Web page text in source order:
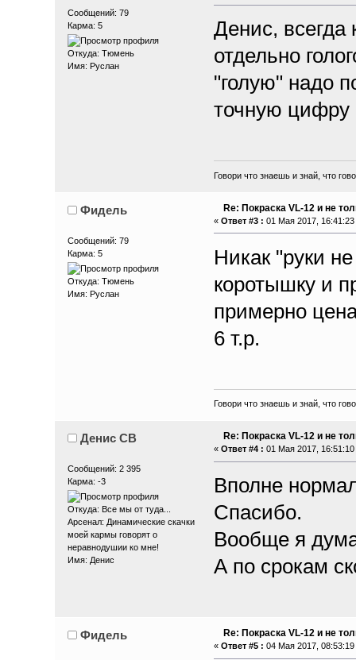
Сообщений: 79
Карма: 5
Откуда: Тюмень
Имя: Руслан
Денис,
отдельно
"голую" надо
точную цифру
Говори что знаешь и знай, что
Фидель
Сообщений: 79
Карма: 5
Откуда: Тюмень
Имя: Руслан
Re: Покраска VL-12 и не
« Ответ #3 : 01 Мая 2017, 16:41:23
Никак "руки
коротышку и
примерно
6 т.р.
Говори что знаешь и знай, что
Денис СВ
Сообщений: 2 395
Карма: -3
Откуда: Все мы от туда...
Арсенал: Динамические скачки
моей кармы говорят о
неравнодушии ко мне!
Имя: Денис
Re: Покраска VL-12 и не
« Ответ #4 : 01 Мая 2017, 16:51:10
Вполне
Спасибо.
Вообще я
А по срокам
Фидель Re: Покраска VL-12 и не
« Ответ #5 : 04 Мая 2017, 08:53:19